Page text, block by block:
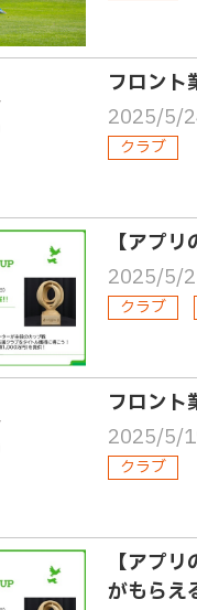
フロン
2025/5/
クラブ
【アプ
2025/5/
クラブ
フロン
2025/5/
クラブ
【アプ
がもらえ